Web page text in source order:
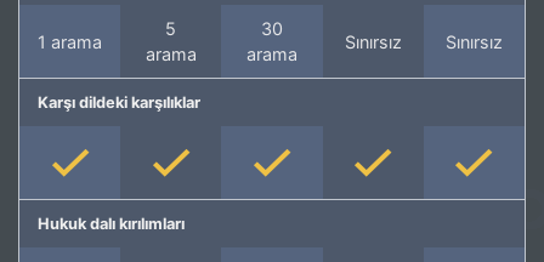
1 arama
5
arama
30
arama
Sınırsız Sınırsız
Karşı dildeki karşılıklar
Hukuk dalı kırılımları